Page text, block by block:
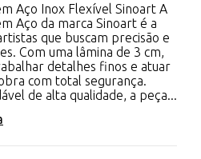
Aço Inox Flexível Sinoart A
Aço da marca Sinoart é a
que buscam precisão e
Com uma lâmina de 3 cm,
detalhes finos e atuar
com total segurança.
de alta qualidade, a peça...